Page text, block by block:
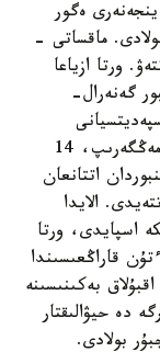
ەگور
بولادى. ماقساتى -
ورتا ازياعا
گەنەرال-
جاساقتاپ بەرەدى. سول جەردە تاتار ءتىلىن مەڭگەرىپ، 14
اتتانعان
الايدا
اسپايدى، ورتا
قاراڭعىسىندا
بەكىنىسىنە
دە حيۋالىقتار
بولادى.